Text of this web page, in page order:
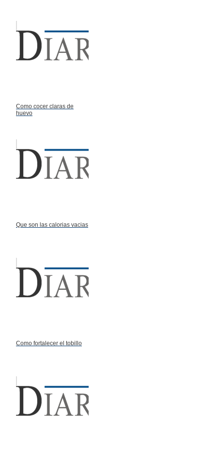
Como cocer claras de
huevo
Que son las calorias vacias
Como fortalecer el tobillo